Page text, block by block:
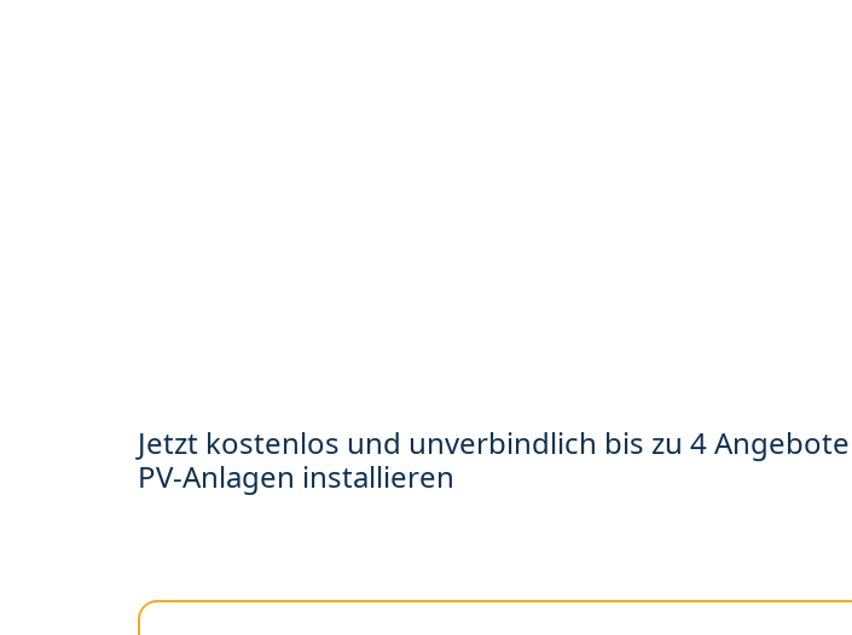
Jetzt kostenlos und unverbindlich bis zu 4
PV-Anlagen installieren